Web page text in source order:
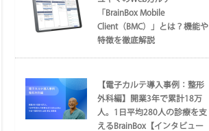
「BrainBox Mobile
Client（BMC）」とは？機能や
特徴を徹底解説
【電子カルテ導入事例：整形
外科編】開業3年で累計18万
人。1日平均280人の診療を支
えるBrainBox【インタビュー